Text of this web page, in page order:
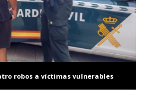
robos a víctimas vulnerables